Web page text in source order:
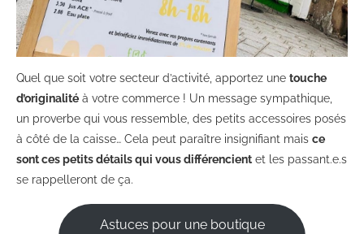
Quel que soit votre secteur d’activité, apportez une touche
d’originalité à votre commerce ! Un message sympathique,
un proverbe qui vous ressemble, des petits accessoires posés
à côté de la caisse… Cela peut paraître insignifiant mais ce
sont ces petits détails qui vous différencient et les passant.e.s
se rappelleront de ça.
Astuces pour une boutique